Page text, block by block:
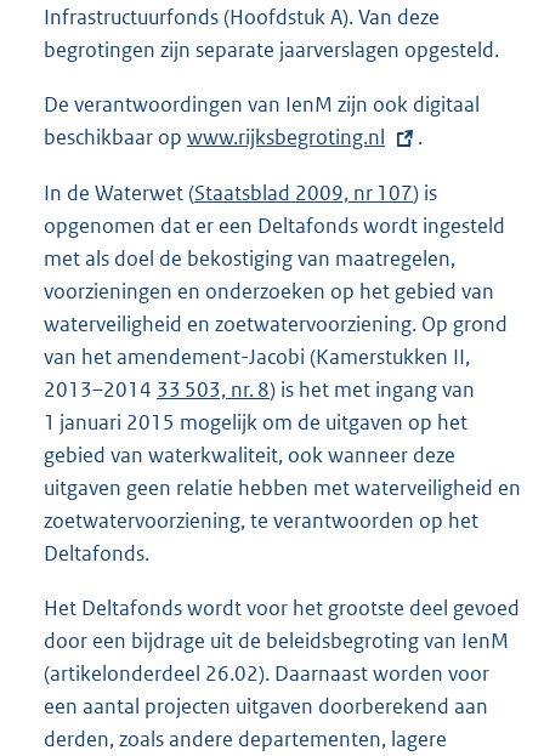
Infrastructuurfonds (Hoofdstuk A). Van deze
begrotingen zijn separate jaarverslagen opgesteld.
De verantwoordingen van IenM zijn ook digitaal
beschikbaar op E
t
e
r
n
e
l
i
n
k
:
www.rijksbegroting.nl .
In de Waterwet (Staatsblad 2009, nr 107) is
opgenomen dat er een Deltafonds wordt ingesteld
met als doel de bekostiging van maatregelen,
voorzieningen en onderzoeken op het gebied van
waterveiligheid en zoetwatervoorziening. Op grond
van het amendement-Jacobi (Kamerstukken II,
2013–2014 33 503, nr. 8) is het met ingang van
1 januari 2015 mogelijk om de uitgaven op het
gebied van waterkwaliteit, ook wanneer deze
uitgaven geen relatie hebben met waterveiligheid en
zoetwatervoorziening, te verantwoorden op het
Deltafonds.
Het Deltafonds wordt voor het grootste deel gevoed
door een bijdrage uit de beleidsbegroting van IenM
(artikelonderdeel 26.02). Daarnaast worden voor
een aantal projecten uitgaven doorberekend aan
derden, zoals andere departementen, lagere